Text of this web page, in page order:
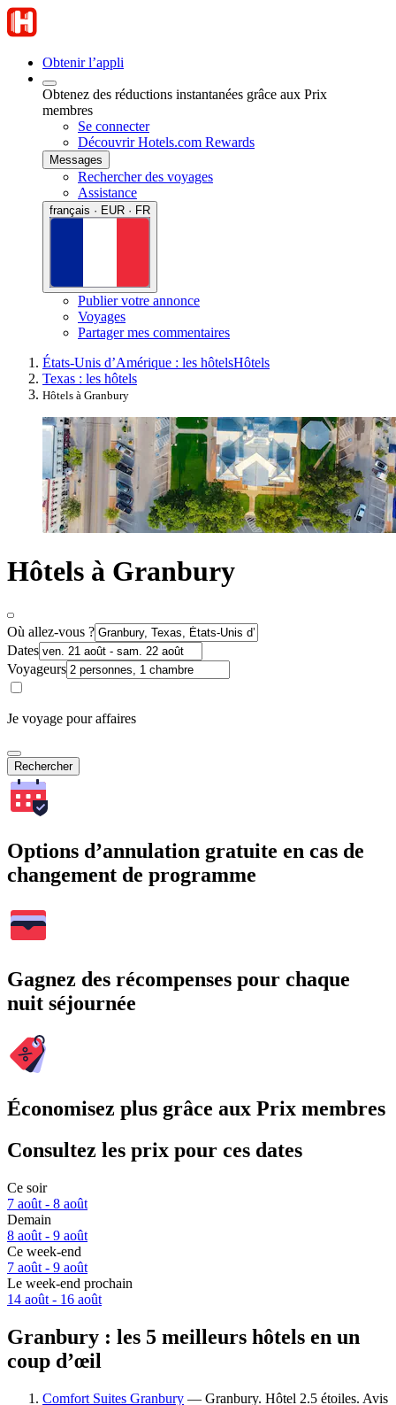
Obtenir l’appli
Obtenez des réductions instantanées grâce aux Prix
membres
Se connecter
Découvrir Hotels.com Rewards
Messages
Rechercher des voyages
Assistance
français · EUR · FR
Publier votre annonce
Voyages
Partager mes commentaires
États-Unis d’Amérique : les hôtelsHôtels
Texas : les hôtels
Hôtels à Granbury
Hôtels à Granbury
Où allez-vous ?
Dates
Voyageurs
Je voyage pour affaires
Rechercher
Options d’annulation gratuite en cas de
changement de programme
Gagnez des récompenses pour chaque
nuit séjournée
Économisez plus grâce aux Prix membres
Consultez les prix pour ces dates
Ce soir
7 août - 8 août
Demain
8 août - 9 août
Ce week-end
7 août - 9 août
Le week-end prochain
14 août - 16 août
Granbury : les 5 meilleurs hôtels en un
coup d’œil
Comfort Suites Granbury — Granbury. Hôtel 2.5 étoiles. Avis